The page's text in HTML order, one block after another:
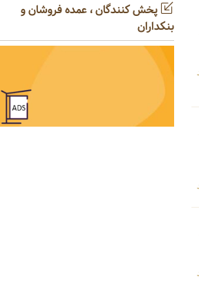
پخش کنندگان ، عمده فروشان و
بنکداران